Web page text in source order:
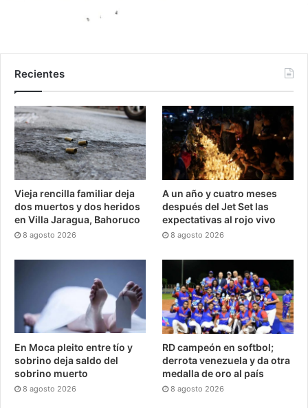
Recientes
Vieja rencilla familiar deja
dos muertos y dos heridos
en Villa Jaragua, Bahoruco
8 agosto 2026
A un año y cuatro meses
después del Jet Set las
expectativas al rojo vivo
8 agosto 2026
En Moca pleito entre tío y
sobrino deja saldo del
sobrino muerto
8 agosto 2026
RD campeón en softbol;
derrota venezuela y da otra
medalla de oro al país
8 agosto 2026